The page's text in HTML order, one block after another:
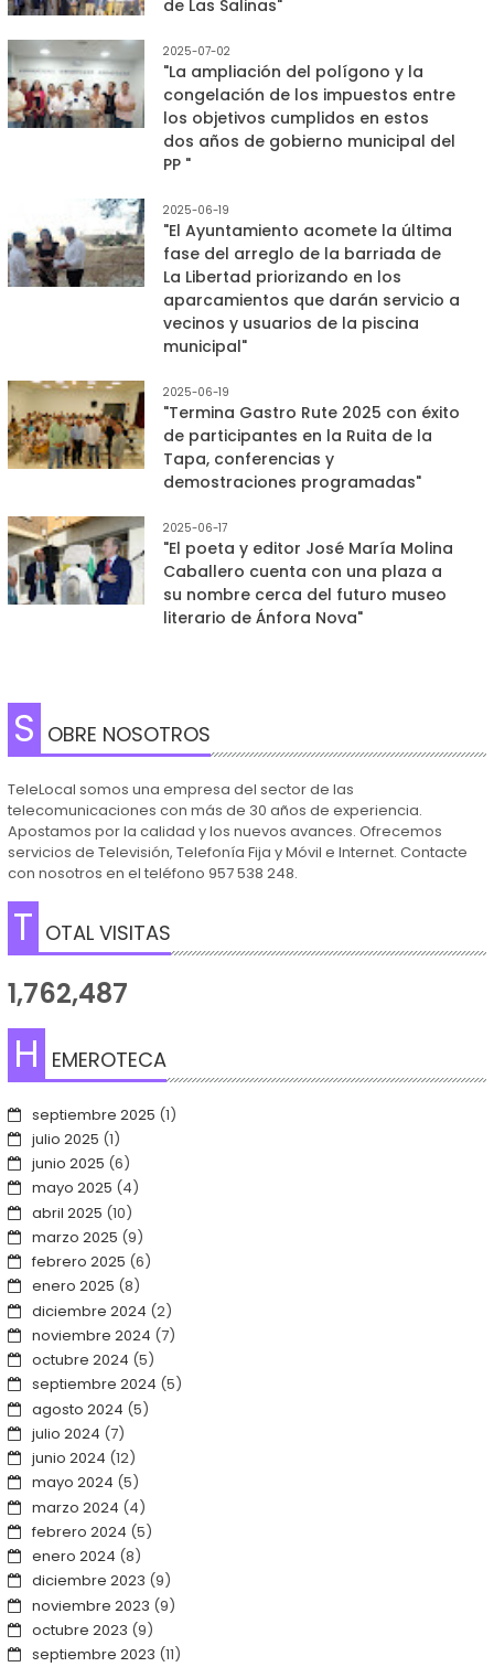
de Las Salinas"
2025-07-02
"La ampliación del polígono y la
congelación de los impuestos entre
los objetivos cumplidos en estos
dos años de gobierno municipal del
PP "
2025-06-19
"El Ayuntamiento acomete la última
fase del arreglo de la barriada de
La Libertad priorizando en los
aparcamientos que darán servicio a
vecinos y usuarios de la piscina
municipal"
2025-06-19
"Termina Gastro Rute 2025 con éxito
de participantes en la Ruita de la
Tapa, conferencias y
demostraciones programadas"
2025-06-17
"El poeta y editor José María Molina
Caballero cuenta con una plaza a
su nombre cerca del futuro museo
literario de Ánfora Nova"
S OBRE NOSOTROS
TeleLocal somos una empresa del sector de las
telecomunicaciones con más de 30 años de experiencia.
Apostamos por la calidad y los nuevos avances. Ofrecemos
servicios de Televisión, Telefonía Fija y Móvil e Internet. Contacte
con nosotros en el teléfono 957 538 248.
T OTAL VISITAS
1,762,487
H EMEROTECA
septiembre 2025 (1)
julio 2025 (1)
junio 2025 (6)
mayo 2025 (4)
abril 2025 (10)
marzo 2025 (9)
febrero 2025 (6)
enero 2025 (8)
diciembre 2024 (2)
noviembre 2024 (7)
octubre 2024 (5)
septiembre 2024 (5)
agosto 2024 (5)
julio 2024 (7)
junio 2024 (12)
mayo 2024 (5)
marzo 2024 (4)
febrero 2024 (5)
enero 2024 (8)
diciembre 2023 (9)
noviembre 2023 (9)
octubre 2023 (9)
septiembre 2023 (11)